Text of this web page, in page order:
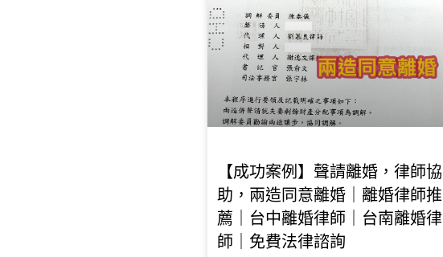
【成功案例】聲請離婚，律師協
助，兩造同意離婚｜離婚律師推
薦｜台中離婚律師｜台南離婚律
師｜免費法律諮詢